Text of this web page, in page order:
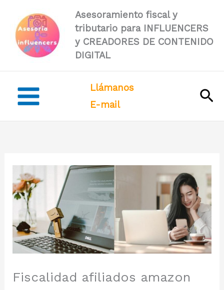
contenido
Asesoramiento fiscal y
tributario para INFLUENCERS
y CREADORES DE CONTENIDO
DIGITAL
Llámanos
E-mail
Fiscalidad afiliados amazon